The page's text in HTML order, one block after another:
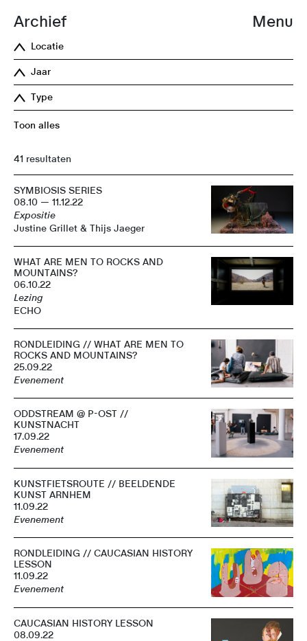
Menu
Archief
Locatie
Jaar
Type
Toon alles
41 resultaten
SYMBIOSIS SERIES
08.10 — 11.12.22
Expositie
Justine Grillet & Thijs Jaeger
WHAT ARE MEN TO ROCKS AND
MOUNTAINS?
06.10.22
Lezing
ECHO
RONDLEIDING // WHAT ARE MEN TO
ROCKS AND MOUNTAINS?
25.09.22
Evenement
ODDSTREAM @ P-OST //
KUNSTNACHT
17.09.22
Evenement
KUNSTFIETSROUTE // BEELDENDE
KUNST ARNHEM
11.09.22
Evenement
RONDLEIDING // CAUCASIAN HISTORY
LESSON
11.09.22
Evenement
CAUCASIAN HISTORY LESSON
08.09.22